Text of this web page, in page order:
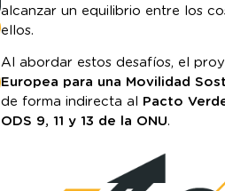
alcanzar un equilibrio entre los
ellos.
Al abordar estos desafíos, el
Europea para una Movilidad
de forma indirecta al Pacto
ODS 9, 11 y 13 de la ONU.